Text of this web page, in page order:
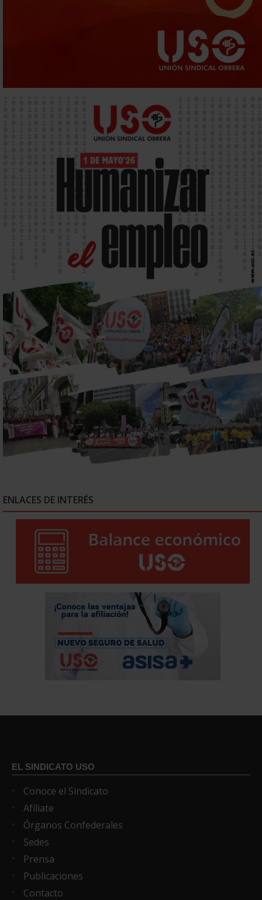
ENLACES DE INTERÉS
EL SINDICATO USO
Conoce el Sindicato
Afíliate
Órganos Confederales
Sedes
Prensa
Publicaciones
Contacto